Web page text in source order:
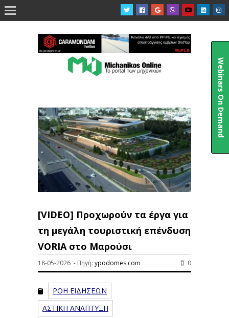

[VIDEO] Προχωρούν τα έργα για
τη μεγάλη τουριστική επένδυση
VORIA στο Μαρούσι
18-05-2026 - Πηγή: ypodomes.com 0
ΡΟΗ ΕΙΔΗΣΕΩΝ
ΑΣΤΙΚΗ ΑΝΑΠΤΥΞΗ
Webinars On Demand